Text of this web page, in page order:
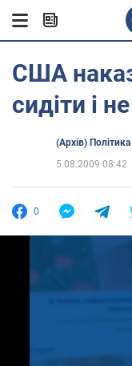
США
сидіти і
(Архів) Політика
5.08.2009 08:42
0